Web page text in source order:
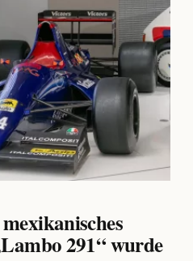
291“ wurde